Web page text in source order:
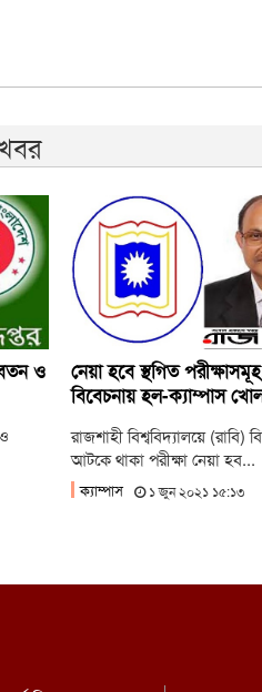
ও
নেয়া হবে স্থগিত
বিবেচনায় হল-ক্যাম্পাস
রাজশাহী বিশ্ববিদ্যালয়ে (রাবি)
আটকে থাকা পরীক্ষা নেয়া হব...
ক্যাম্পাস ১ জুন ২০২১ ১৫:১৩